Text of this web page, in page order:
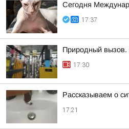
Сегодня
17:37
Природный вызов.
17:30
Рассказываем о
17:21